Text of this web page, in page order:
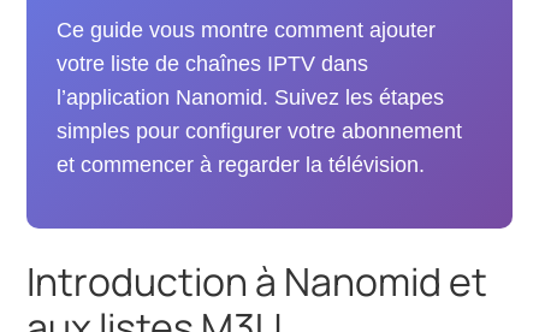
Ce guide vous montre comment ajouter
votre liste de chaînes IPTV dans
l’application Nanomid. Suivez les étapes
simples pour configurer votre abonnement
et commencer à regarder la télévision.
Introduction à Nanomid et